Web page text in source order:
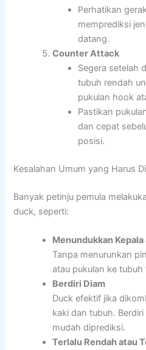
Perhatikan
memprediksi
datang.
Counter Attack
Segera setelah
tubuh rendah
pukulan hook
Pastikan
dan cepat
posisi.
Kesalahan Umum yang Harus
Banyak petinju pemula
duck, seperti:
Menundukkan Kepala
Tanpa menurunkan
atau pukulan ke
Berdiri Diam
Duck efektif jika
kaki dan tubuh.
mudah diprediksi.
Terlalu Rendah atau